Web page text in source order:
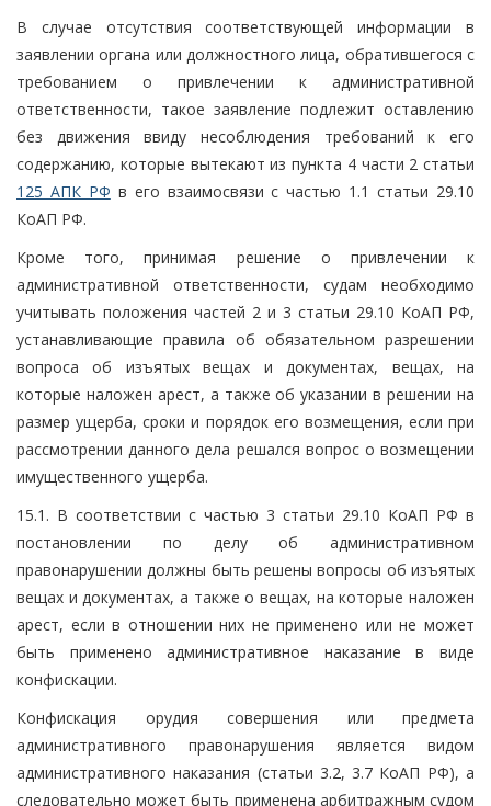
В случае отсутствия соответствующей информации в
заявлении органа или должностного лица, обратившегося с
требованием о привлечении к административной
ответственности, такое заявление подлежит оставлению
без движения ввиду несоблюдения требований к его
содержанию, которые вытекают из пункта 4 части 2 статьи
125 АПК РФ в его взаимосвязи с частью 1.1 статьи 29.10
КоАП РФ.
Кроме того, принимая решение о привлечении к
административной ответственности, судам необходимо
учитывать положения частей 2 и 3 статьи 29.10 КоАП РФ,
устанавливающие правила об обязательном разрешении
вопроса об изъятых вещах и документах, вещах, на
которые наложен арест, а также об указании в решении на
размер ущерба, сроки и порядок его возмещения, если при
рассмотрении данного дела решался вопрос о возмещении
имущественного ущерба.
15.1. В соответствии с частью 3 статьи 29.10 КоАП РФ в
постановлении по делу об административном
правонарушении должны быть решены вопросы об изъятых
вещах и документах, а также о вещах, на которые наложен
арест, если в отношении них не применено или не может
быть применено административное наказание в виде
конфискации.
Конфискация орудия совершения или предмета
административного правонарушения является видом
административного наказания (статьи 3.2, 3.7 КоАП РФ), а
следовательно может быть применена арбитражным судом